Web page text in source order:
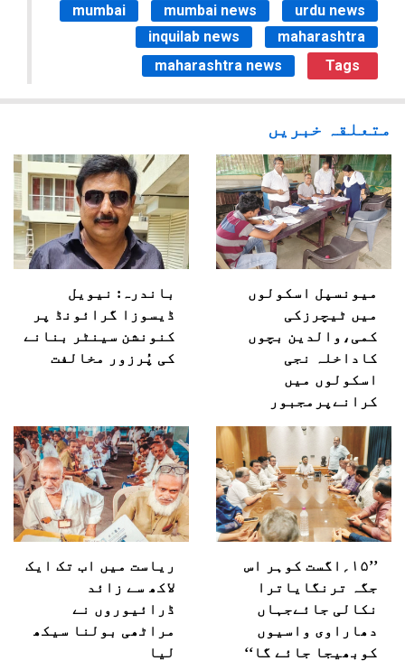
mumbai mumbai news
urdu news
inquilab news
maharashtra
maharashtra news
Tags
متعلقہ خبریں
میونسپل اسکولوں
میں ٹیچرزکی
کمی،والدین بچوں
کاداخلہ نجی
اسکولوں میں
کرانےپرمجبور
باندرہ: نیویل
ڈیسوزا گرائونڈ پر
کنونشن سینٹر بنانے
کی پُرزور مخالفت
’’۱۵؍اگست کوہر اس
جگہ ترنگایاترا
نکالی جائےجہاں
دھاراوی واسیوں
کوبھیجا جائے گا‘‘
ریاست میں اب تک ایک
لاکھ سے زائد
ڈرائیوروں نے
مراٹھی بولنا سیکھ
لیا